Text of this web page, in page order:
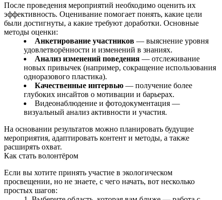
После проведения мероприятий необходимо оценить их
эффективность. Оценивание помогает понять, какие цели
были достигнуты, а какие требуют доработки. Основные
методы оценки:
Анкетирование участников — выяснение уровня
удовлетворённости и изменений в знаниях.
Анализ изменений поведения — отслеживание
новых привычек (например, сокращение использования
одноразового пластика).
Качественные интервью — получение более
глубоких инсайтов о мотивации и барьерах.
Видеонаблюдение и фотодокументация —
визуальный анализ активности и участия.
На основании результатов можно планировать будущие
мероприятия, адаптировать контент и методы, а также
расширять охват.
Как стать волонтёром
Если вы хотите принять участие в экологическом
просвещении, но не знаете, с чего начать, вот несколько
простых шагов: